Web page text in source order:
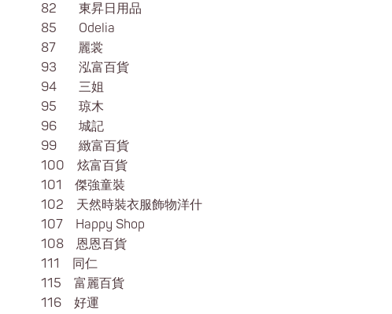
82 東昇日用品
85 Odelia
87 麗裳
93 泓富百貨
94 三姐
95 琼木
96 城記
99 緻富百貨
100 炫富百貨
101 傑強童裝
102 天然時裝衣服飾物洋什
107 Happy Shop
108 恩恩百貨
111 同仁
115 富麗百貨
116 好運